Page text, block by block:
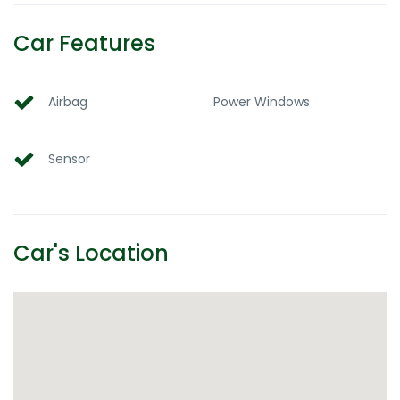
Car Features
Airbag Power Windows
Sensor
Car's Location